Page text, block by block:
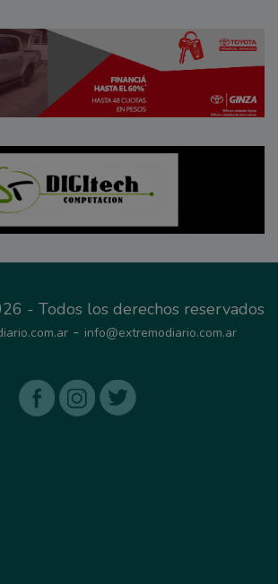
- Todos los derechos reservados
- info@extremodiario.com.ar